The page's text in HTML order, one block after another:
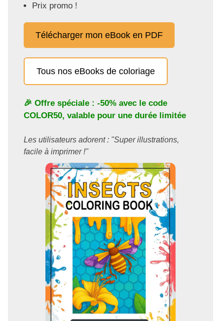
Prix promo !
Télécharger mon eBook en PDF
Tous nos eBooks de coloriage
🎉 Offre spéciale : -50% avec le code
COLOR50, valable pour une durée limitée
Les utilisateurs adorent : "Super illustrations,
facile à imprimer !"